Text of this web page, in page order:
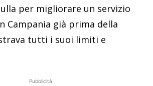
per migliorare un servizio
Campania già prima della
tutti i suoi limiti e
Pubblicità